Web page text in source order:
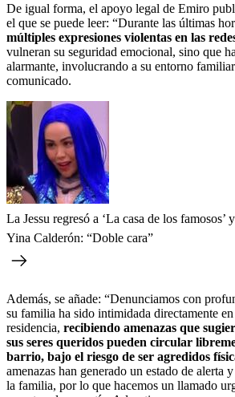
De igual forma, el apoyo legal de Emiro
el que se puede leer: “Durante las últimas
múltiples expresiones violentas en las
vulneran su seguridad emocional, sino que
alarmante, involucrando a su entorno
comunicado.
La Jessu regresó a ‘La casa de los famosos’
Yina Calderón: “Doble cara”
Además, se añade: “Denunciamos con
su familia ha sido intimidada directamente en
residencia, recibiendo amenazas que
sus seres queridos pueden circular
barrio, bajo el riesgo de ser agredidos
amenazas han generado un estado de alerta
la familia, por lo que hacemos un llamado